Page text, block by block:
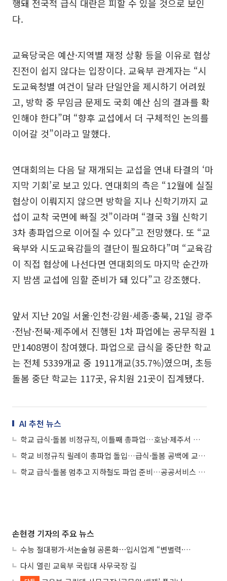
행돼 전국적 급식 대란은 피할 수 있을 것으로 보인
다.
교육당국은 예산·지역별 재정 상황 등을 이유로 협상
진전이 쉽지 않다는 입장이다. 교육부 관계자는 “시
도교육청별 여건이 달라 단일안을 제시하기 어려웠
고, 방학 중 무임금 문제도 국회 예산 심의 결과를 확
인해야 한다”며 “향후 교섭에서 더 구체적인 논의를
이어갈 것”이라고 말했다.
연대회의는 다음 달 재개되는 교섭을 연내 타결의 ‘마
지막 기회’로 보고 있다. 연대회의 측은 “12월에 실질
협상이 이뤄지지 않으면 방학을 지나 신학기까지 교
섭이 교착 국면에 빠질 것”이라며 “결국 3월 신학기
3차 총파업으로 이어질 수 있다”고 전망했다. 또 “교
육부와 시도교육감들의 결단이 필요하다”며 “교육감
이 직접 협상에 나선다면 연대회의도 마지막 순간까
지 밤샘 교섭에 임할 준비가 돼 있다”고 강조했다.
앞서 지난 20일 서울·인천·강원·세종·충북, 21일 광주
·전남·전북·제주에서 진행된 1차 파업에는 공무직원 1
만1408명이 참여했다. 파업으로 급식을 중단한 학교
는 전체 5339개교 중 1911개교(35.7%)였으며, 초등
돌봄 중단 학교는 117곳, 유치원 21곳이 집계됐다.
AI 추천 뉴스
학교 급식·돌봄 비정규직, 이틀째 총파업…호남·제주서 대체급식 확대
학교 비정규직 릴레이 총파업 돌입…급식·돌봄 공백에 교육당국 비상체제 가동
학교 급식·돌봄 멈추고 지하철도 파업 준비…공공서비스 전방위 ‘비상’
손현경 기자의 주요 뉴스
수능 절대평가·서논술형 공론화⋯입시업계 “변별력·사교육 대책 먼저”
다시 열린 교육부 국립대 사무국장 길